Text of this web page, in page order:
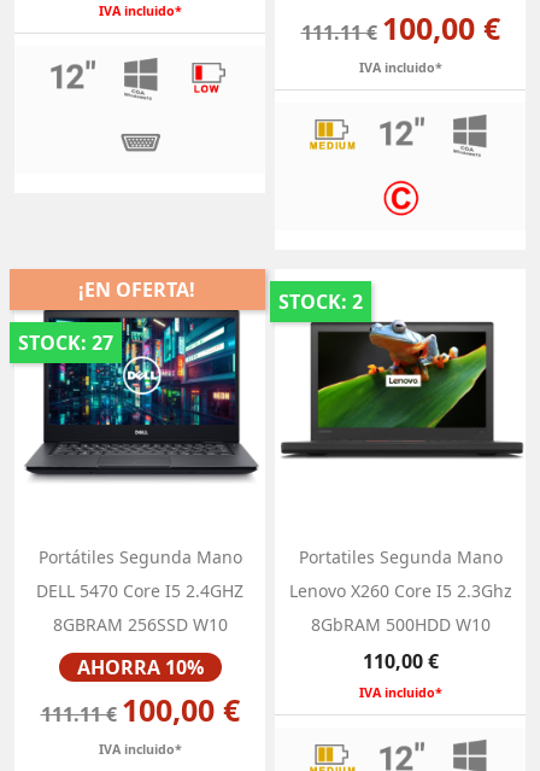
IVA incluido*
111.11 € 100,00 €
IVA incluido*
¡EN OFERTA!
STOCK: 27
Portátiles Segunda Mano
DELL 5470 Core I5 2.4GHZ
8GBRAM 256SSD W10
Precio
AHORRA 10%
111.11 € 100,00 €
IVA incluido*
STOCK: 2
Portatiles Segunda Mano
Lenovo X260 Core I5 2.3Ghz
8GbRAM 500HDD W10
Precio
110,00 €
IVA incluido*